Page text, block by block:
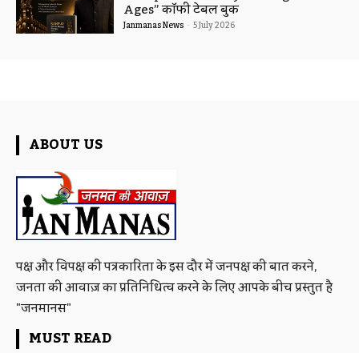
Ages” कॉफी टेबल बुक
Janmanas News - 5 July 2026
ABOUT US
पक्ष और विपक्ष की पत्रकारिता के इस दौर में जनपक्ष की बात करने,
जनता की आवाज़ का प्रतिनिधित्व करने के लिए आपके बीच प्रस्तुत है
"जनमानस"
MUST READ